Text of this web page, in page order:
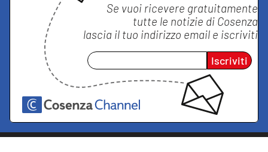
Se vuoi ricevere gratuitamente
tutte le notizie di Cosenza
lascia il tuo indirizzo email e iscriviti
Iscriviti